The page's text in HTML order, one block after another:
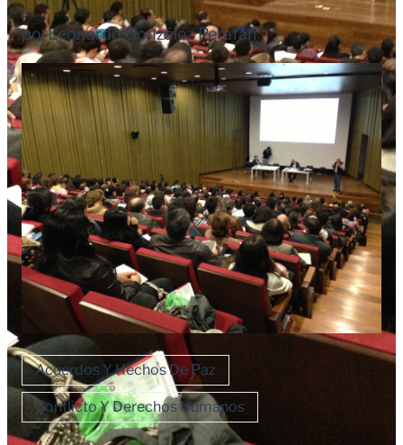
porLeonardo González Perafán
Acuerdos Y Hechos De Paz
Conflicto Y Derechos Humanos